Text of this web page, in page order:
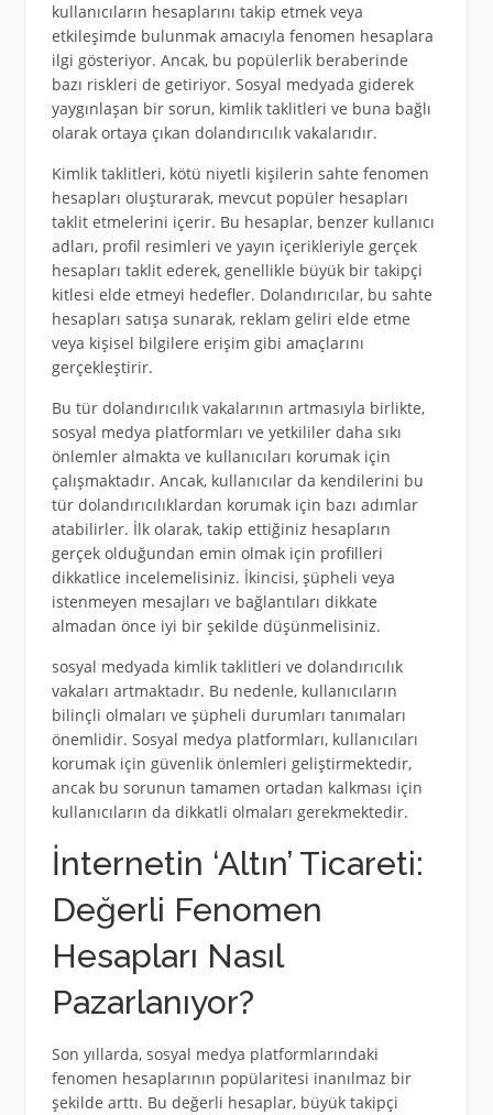
kullanıcıların hesaplarını takip etmek veya
etkileşimde bulunmak amacıyla fenomen hesaplara
ilgi gösteriyor. Ancak, bu popülerlik beraberinde
bazı riskleri de getiriyor. Sosyal medyada giderek
yaygınlaşan bir sorun, kimlik taklitleri ve buna bağlı
olarak ortaya çıkan dolandırıcılık vakalarıdır.
Kimlik taklitleri, kötü niyetli kişilerin sahte fenomen
hesapları oluşturarak, mevcut popüler hesapları
taklit etmelerini içerir. Bu hesaplar, benzer kullanıcı
adları, profil resimleri ve yayın içerikleriyle gerçek
hesapları taklit ederek, genellikle büyük bir takipçi
kitlesi elde etmeyi hedefler. Dolandırıcılar, bu sahte
hesapları satışa sunarak, reklam geliri elde etme
veya kişisel bilgilere erişim gibi amaçlarını
gerçekleştirir.
Bu tür dolandırıcılık vakalarının artmasıyla birlikte,
sosyal medya platformları ve yetkililer daha sıkı
önlemler almakta ve kullanıcıları korumak için
çalışmaktadır. Ancak, kullanıcılar da kendilerini bu
tür dolandırıcılıklardan korumak için bazı adımlar
atabilirler. İlk olarak, takip ettiğiniz hesapların
gerçek olduğundan emin olmak için profilleri
dikkatlice incelemelisiniz. İkincisi, şüpheli veya
istenmeyen mesajları ve bağlantıları dikkate
almadan önce iyi bir şekilde düşünmelisiniz.
sosyal medyada kimlik taklitleri ve dolandırıcılık
vakaları artmaktadır. Bu nedenle, kullanıcıların
bilinçli olmaları ve şüpheli durumları tanımaları
önemlidir. Sosyal medya platformları, kullanıcıları
korumak için güvenlik önlemleri geliştirmektedir,
ancak bu sorunun tamamen ortadan kalkması için
kullanıcıların da dikkatli olmaları gerekmektedir.
İnternetin ‘Altın’ Ticareti:
Değerli Fenomen
Hesapları Nasıl
Pazarlanıyor?
Son yıllarda, sosyal medya platformlarındaki
fenomen hesaplarının popülaritesi inanılmaz bir
şekilde arttı. Bu değerli hesaplar, büyük takipçi